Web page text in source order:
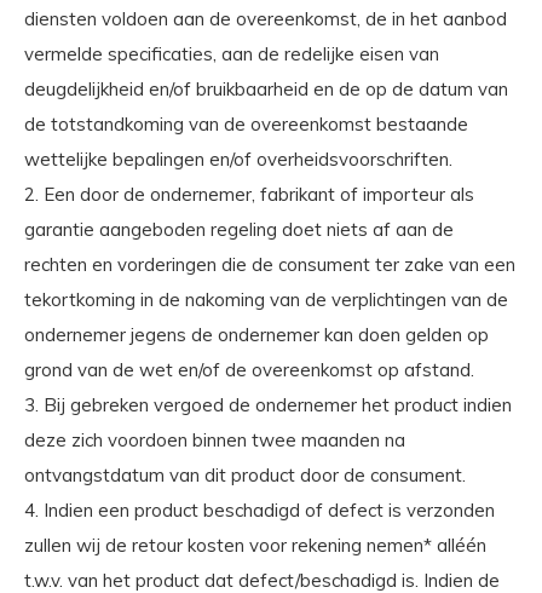
diensten voldoen aan de overeenkomst, de in het aanbod
vermelde specificaties, aan de redelijke eisen van
deugdelijkheid en/of bruikbaarheid en de op de datum van
de totstandkoming van de overeenkomst bestaande
wettelijke bepalingen en/of overheidsvoorschriften.
2. Een door de ondernemer, fabrikant of importeur als
garantie aangeboden regeling doet niets af aan de
rechten en vorderingen die de consument ter zake van een
tekortkoming in de nakoming van de verplichtingen van de
ondernemer jegens de ondernemer kan doen gelden op
grond van de wet en/of de overeenkomst op afstand.
3. Bij gebreken vergoed de ondernemer het product indien
deze zich voordoen binnen twee maanden na
ontvangstdatum van dit product door de consument.
4. Indien een product beschadigd of defect is verzonden
zullen wij de retour kosten voor rekening nemen* alléén
t.w.v. van het product dat defect/beschadigd is. Indien de